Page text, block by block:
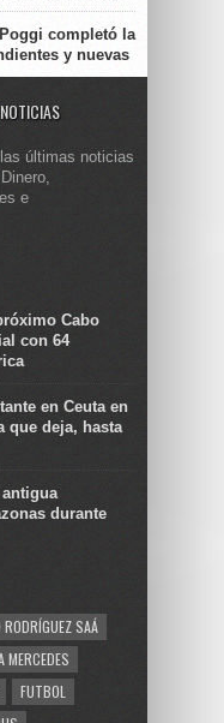
completó la
y nuevas
últimas noticias
e
Cabo
con 64
en Ceuta en
que deja, hasta
durante
RODRÍGUEZ SAÁ
MERCEDES
FUTBOL